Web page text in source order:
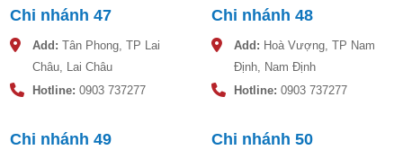
Chi nhánh 47
Add: Tân Phong, TP Lai
Châu, Lai Châu
Hotline: 0903 737277
Chi nhánh 48
Add: Hoà Vượng, TP Nam
Định, Nam Định
Hotline: 0903 737277
Chi nhánh 49 Chi nhánh 50